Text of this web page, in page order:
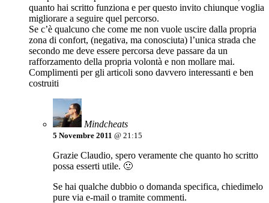
quanto hai scritto funziona e per questo invito chiunque voglia
migliorare a seguire quel percorso.
Se c’è qualcuno che come me non vuole uscire dalla propria
zona di confort, (negativa, ma conosciuta) l’unica strada che
secondo me deve essere percorsa deve passare da un
rafforzamento della propria volontà e non mollare mai.
Complimenti per gli articoli sono davvero interessanti e ben
costruiti
Mindcheats
5 Novembre 2011 @ 21:15
Grazie Claudio, spero veramente che quanto ho scritto
possa esserti utile. 🙂
Se hai qualche dubbio o domanda specifica, chiedimelo
pure via e-mail o tramite commenti.